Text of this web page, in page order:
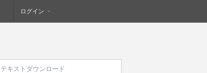
ログイン
テキストダウンロード